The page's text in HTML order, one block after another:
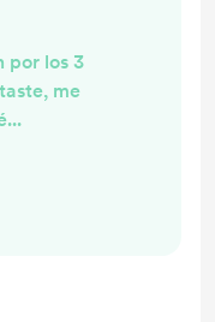
por los 3
me